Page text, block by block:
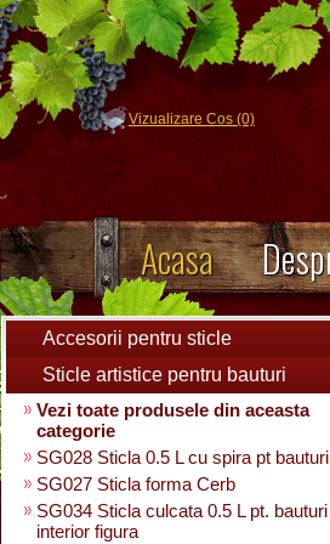
Vizualizare Cos (0)
Acasa
Accesorii pentru sticle
Sticle artistice pentru bauturi
Vezi toate produsele din aceasta
categorie
SG028 Sticla 0.5 L cu spira pt bauturi
SG027 Sticla forma Cerb
SG034 Sticla culcata 0.5 L pt.
interior figura